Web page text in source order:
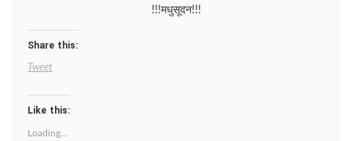
!!!मधुसूदन!!!
Share this:
Tweet
Like this:
Loading...